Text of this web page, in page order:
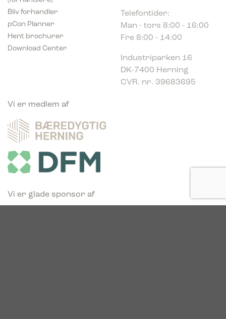
Bliv forhandler
pCon Planner
Hent brochurer
Download Center
Man - tors 8:00 - 16:00
Fre 8:00 - 14:00
DK-7400 Herning
CVR. nr. 39683695
Vi er medlem af
Vi er glade sponsor af